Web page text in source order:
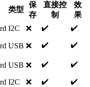
类型
保
存
直接控
制
效
果
I2C ❌ ✔️
✔️
USB ❌ ✔️
✔️
USB ❌ ✔️ ✔️
I2C ❌ ✔️ ✔️